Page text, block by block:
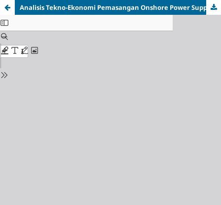
Analisis Tekno-Ekonomi Pemasangan Onshore Power Supply (OPS) untuk Kapal Batubara di Jetty PLTU